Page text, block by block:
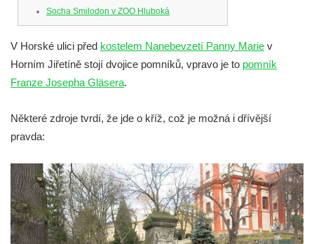
Socha Smilodon v ZOO Hluboká
Socha Koroun bezzubý v ZOO Hluboká
Socha Mamutí lebka v ZOO Hluboká
Socha Orel v ZOO Hluboká
Socha Vydry si hrají v ZOO Hluboká
Socha Přátelství v ZOO Hluboká
Socha Matka příroda v ZOO Hluboká
V Horské ulici před kostelem Nanebevzetí Panny Marie v
Horním Jiřetíně stojí dvojice pomníků, vpravo je to pomník
Franze Josepha Gläsera.
Některé zdroje tvrdí, že jde o kříž, což je možná i dřívější
pravda: